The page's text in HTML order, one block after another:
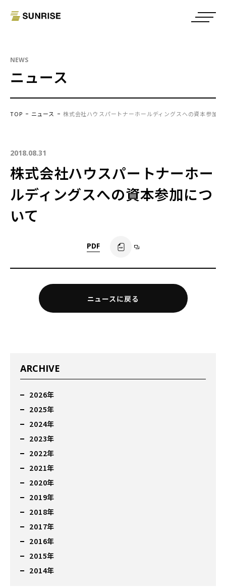
NEWS
ニュース
TOP ニュース 株式会社ハウスパートナーホールディングスへの資本参加に
2018.08.31
株式会社ハウスパートナーホー
ルディングスへの資本参加につ
いて
PDF
ニュースに戻る
ARCHIVE
2026年
2025年
2024年
2023年
2022年
2021年
2020年
2019年
2018年
2017年
2016年
2015年
2014年